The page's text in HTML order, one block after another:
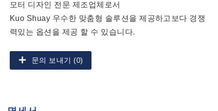
모터 디자인 전문 제조업체로서
Kuo Shuay 우수한 맞춤형 솔루션을 제공하고보다 경쟁
력있는 옵션을 제공 할 수 있습니다.
문의 보내기 (0)